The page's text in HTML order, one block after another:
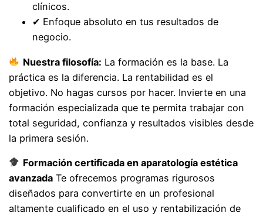
clínicos.
✔ Enfoque absoluto en tus resultados de
negocio.
Nuestra filosofía: La formación es la base. La
práctica es la diferencia. La rentabilidad es el
objetivo. No hagas cursos por hacer. Invierte en una
formación especializada que te permita trabajar con
total seguridad, confianza y resultados visibles desde
la primera sesión.
Formación certificada en aparatología estética
avanzada Te ofrecemos programas rigurosos
diseñados para convertirte en un profesional
altamente cualificado en el uso y rentabilización de